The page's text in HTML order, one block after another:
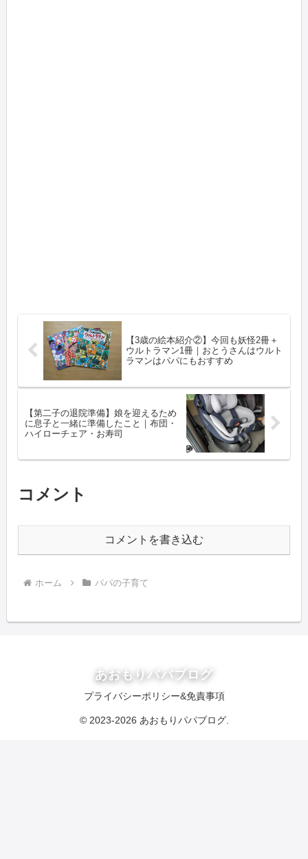
【3歳の絵本紹介②】今回も妖怪2冊＋
ウルトラマン1冊｜おとうさんはウルト
ラマンはパパにもおすすめ
【第二子の退院準備】娘を迎えるため
に息子と一緒に準備したこと｜布団・
ハイローチェア・お寿司
コメント
コメントを書き込む
ホーム パパの子育て
あおもりパパブログ
プライバシーポリシー&免責事項
© 2023-2026 あおもりパパブログ.